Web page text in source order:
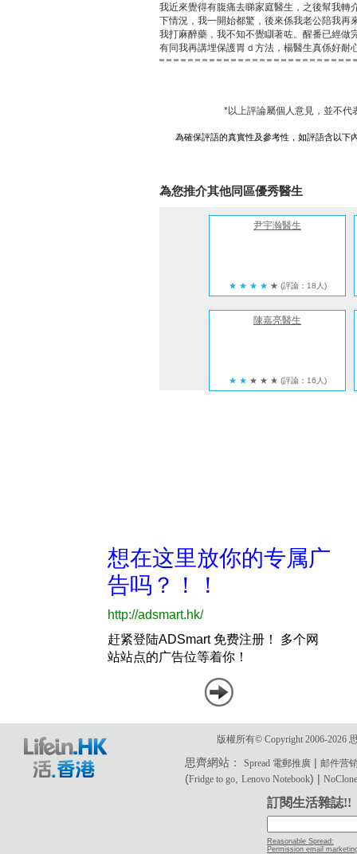
我近來覺得有腹痛去睇家庭醫生，之後幫我轉
下情況，我一開始都驚，後來係我老公陪我再
我打麻醉藥，我不知不覺瞓著咗。醒番已經做
有同我再講埋保護胃ｄ方法，楊醫生真係好耐
*以上評論屬個人意見，並不代
為確保評語的真實性及參考性，如評語含以下
為您推介其他同區優秀醫生
尹宇瀚醫生
★ ★ ★ ★ ★ (評論：18人)
陳嘉亮醫生
★ ★ ★ ★ ★ (評論：16人)
版權所有© Copyright 2006-2026
思齊網站：Spread 電郵推廣 |邮件营
(Fridge to go ,Lenovo Notebook) |